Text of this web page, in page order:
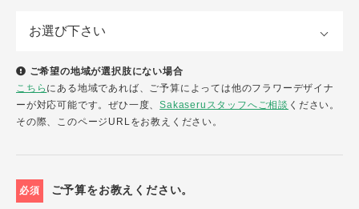
ご希望の地域が選択肢にない場合
こちら にある地域であれば、ご予算によっては他のフラワーデザイナ
ーが対応可能です。ぜひ一度、Sakaseruスタッフへご相談 ください。
その際、このページURLをお教えください。
必須 ご予算をお教えください。